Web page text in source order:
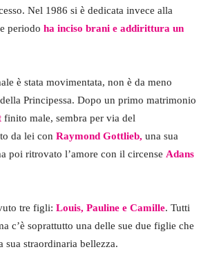
Nel 1986 si è dedicata invece alla
periodo ha inciso brani e addirittura un
è stata movimentata, non è da meno
Principessa. Dopo un primo matrimonio
finito male, sembra per via del
da lei con Raymond Gottlieb, una sua
poi ritrovato l’amore con il circense Adans
tre figli: Louis, Pauline e Camille. Tutti
c’è soprattutto una delle sue due figlie che
sua straordinaria bellezza.